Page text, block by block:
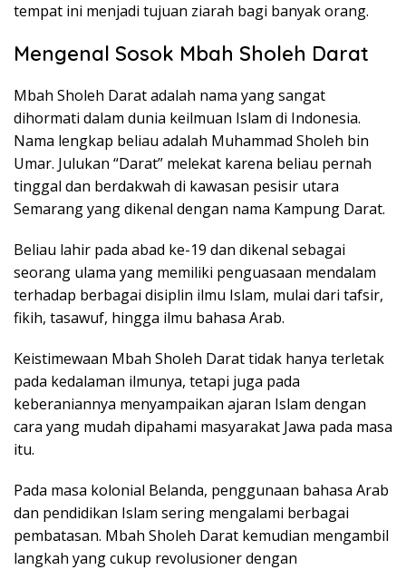
tempat ini menjadi tujuan ziarah bagi banyak orang.
Mengenal Sosok Mbah Sholeh Darat
Mbah Sholeh Darat adalah nama yang sangat
dihormati dalam dunia keilmuan Islam di Indonesia.
Nama lengkap beliau adalah Muhammad Sholeh bin
Umar. Julukan “Darat” melekat karena beliau pernah
tinggal dan berdakwah di kawasan pesisir utara
Semarang yang dikenal dengan nama Kampung Darat.
Beliau lahir pada abad ke-19 dan dikenal sebagai
seorang ulama yang memiliki penguasaan mendalam
terhadap berbagai disiplin ilmu Islam, mulai dari tafsir,
fikih, tasawuf, hingga ilmu bahasa Arab.
Keistimewaan Mbah Sholeh Darat tidak hanya terletak
pada kedalaman ilmunya, tetapi juga pada
keberaniannya menyampaikan ajaran Islam dengan
cara yang mudah dipahami masyarakat Jawa pada masa
itu.
Pada masa kolonial Belanda, penggunaan bahasa Arab
dan pendidikan Islam sering mengalami berbagai
pembatasan. Mbah Sholeh Darat kemudian mengambil
langkah yang cukup revolusioner dengan